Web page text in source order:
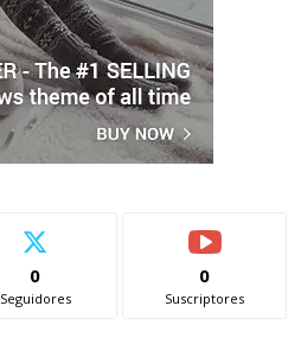
0
Seguidores
0
Suscriptores